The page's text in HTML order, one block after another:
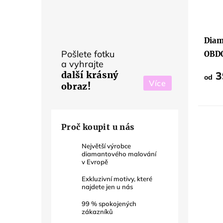
Pošlete fotku
a vyhrajte
další krásný
obraz!
Více
Proč koupit u nás
Největší výrobce
diamantového malování
v Evropě
Exkluzivní motivy, které
najdete jen u nás
99% spokojených
zákazníků
od